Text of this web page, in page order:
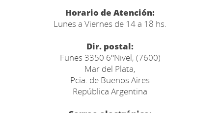
Horario de Atención:
Lunes a Viernes de 14 a 18 hs.
Dir. postal:
Funes 3350 6ºNivel, (7600)
Mar del Plata,
Pcia. de Buenos Aires
República Argentina